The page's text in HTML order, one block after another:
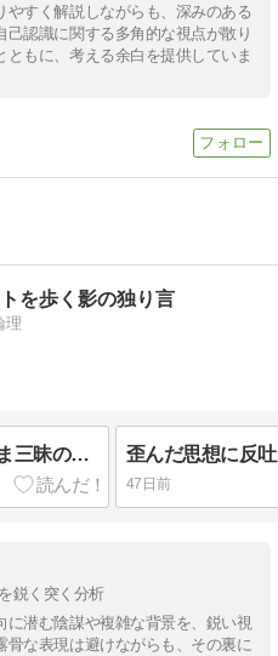
すく解説しながらも、深みのある
認識に関する多角的な視点が散り
もに、考える余白を提供していま
を歩く影の独り言
理
なんだかんだなのに、わがまま三昧の日本 歪んだ思想に反
47日前
鋭く突く分析
潜む陰謀や複雑な背景を、鋭い視
骨な表現は避けながらも、その裏に